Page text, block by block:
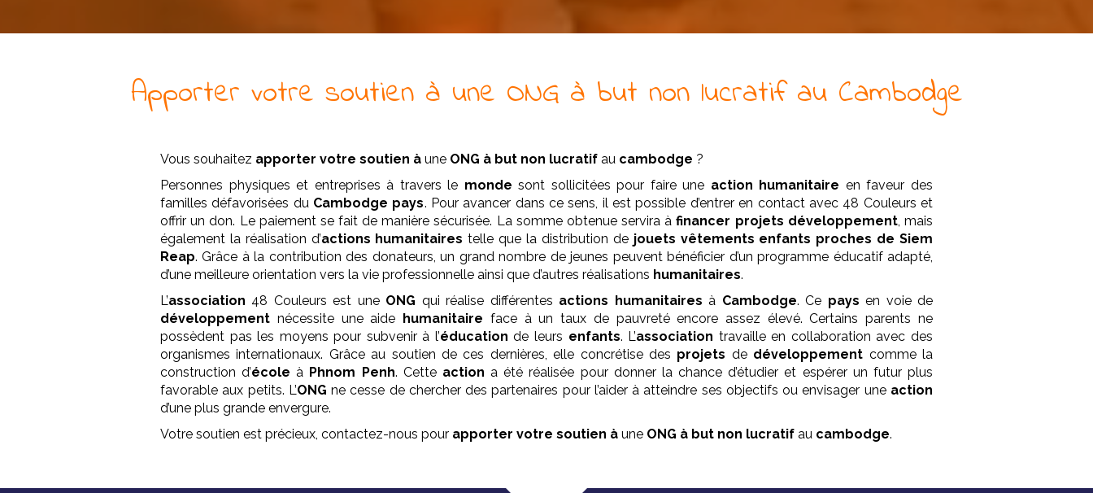
Apporter votre soutien à une ONG à but non lucratifau Cambodge
Vous souhaitez apporter votre soutien à une ONG à but non lucratif au cambodge ?
Personnes physiques et entreprises à travers le monde sont sollicitées pour faire une action humanitaire en faveur des
familles défavorisées du Cambodge pays. Pour avancer dans ce sens, il est possible d’entrer en contact avec 48 Couleurs et
offrir un don. Le paiement se fait de manière sécurisée. La somme obtenue servira àfinancer projets développement, mais
également la réalisation d’actions humanitaires telle que la distribution de jouets vêtements enfants proches de Siem
Reap. Grâce à la contribution des donateurs, un grand nombre de jeunes peuvent bénéficier d’un programme éducatif adapté,
d’une meilleure orientation vers la vie professionnelle ainsi que d’autres réalisations humanitaires.
L’association 48 Couleurs est une ONG qui réalise différentes actions humanitairesà Cambodge. Ce pays en voie de
développement nécessite une aide humanitaire face à un taux de pauvreté encore assez élevé. Certains parents ne
possèdent pas les moyens pour subvenir à l’éducation de leurs enfants. L’association travaille en collaboration avec des
organismes internationaux. Grâce au soutien de ces dernières, elle concrétise des projets de développement comme la
construction d’école à Phnom Penh. Cette action a été réalisée pour donner la chance d’étudier et espérer un futur plus
favorable aux petits. L’ONG ne cesse de chercher des partenaires pour l’aider à atteindre ses objectifs ou envisager une action
d’une plus grande envergure.
Votre soutien est précieux, contactez-nous pour apporter votre soutien à une ONG à but non lucratif au cambodge.